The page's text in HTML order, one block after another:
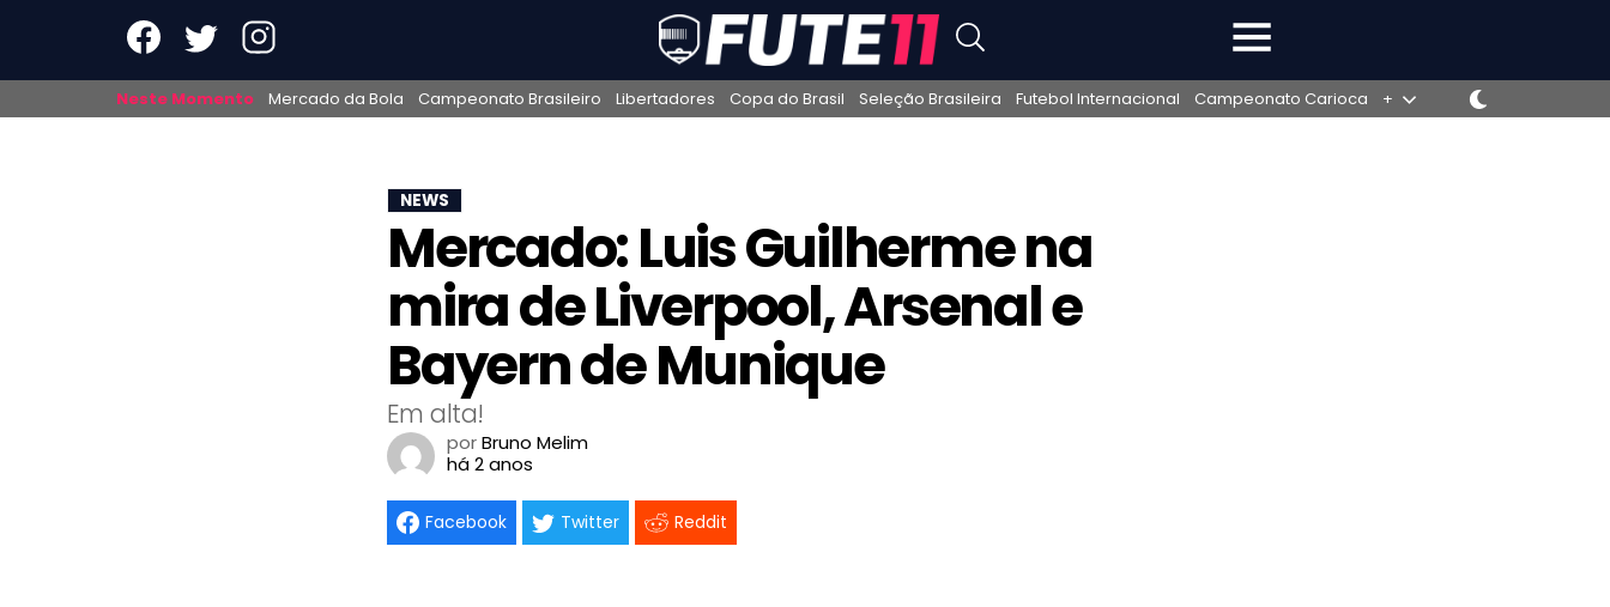
Neste Momento Mercado da Bola Campeonato Brasileiro Libertadores Copa do Brasil Seleção Brasileira Futebol Internacional Campeonato Carioca +
NEWS
Mercado: Luis Guilherme na
mira de Liverpool, Arsenal e
Bayern de Munique
Em alta!
porBruno Melim
há 2 anos
Facebook Twitter Reddit